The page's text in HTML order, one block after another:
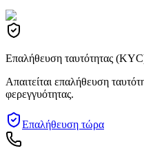
Επαλήθευση ταυτότητας
Απαιτείται επαλήθευση
φερεγγυότητας.
Επαλήθευση τώρα